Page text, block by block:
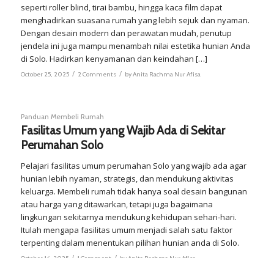
seperti roller blind, tirai bambu, hingga kaca film dapat
menghadirkan suasana rumah yang lebih sejuk dan nyaman.
Dengan desain modern dan perawatan mudah, penutup
jendela ini juga mampu menambah nilai estetika hunian Anda
di Solo. Hadirkan kenyamanan dan keindahan […]
October 25, 2025 / 2 Comments / byAnita Rachma Nur Afisa
Panduan Membeli Rumah
Fasilitas Umum yang Wajib Ada di Sekitar
Perumahan Solo
Pelajari fasilitas umum perumahan Solo yang wajib ada agar
hunian lebih nyaman, strategis, dan mendukung aktivitas
keluarga. Membeli rumah tidak hanya soal desain bangunan
atau harga yang ditawarkan, tetapi juga bagaimana
lingkungan sekitarnya mendukung kehidupan sehari-hari.
Itulah mengapa fasilitas umum menjadi salah satu faktor
terpenting dalam menentukan pilihan hunian anda di Solo.